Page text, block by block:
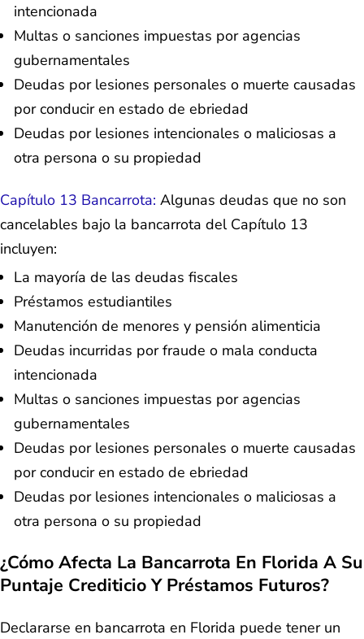
intencionada
Multas o sanciones impuestas por agencias
gubernamentales
Deudas por lesiones personales o muerte causadas
por conducir en estado de ebriedad
Deudas por lesiones intencionales o maliciosas a
otra persona o su propiedad
Capítulo 13 Bancarrota: Algunas deudas que no son
cancelables bajo la bancarrota del Capítulo 13
incluyen:
La mayoría de las deudas fiscales
Préstamos estudiantiles
Manutención de menores y pensión alimenticia
Deudas incurridas por fraude o mala conducta
intencionada
Multas o sanciones impuestas por agencias
gubernamentales
Deudas por lesiones personales o muerte causadas
por conducir en estado de ebriedad
Deudas por lesiones intencionales o maliciosas a
otra persona o su propiedad
¿Cómo Afecta La Bancarrota En Florida A Su
Puntaje Crediticio Y Préstamos Futuros?
Declararse en bancarrota en Florida puede tener un